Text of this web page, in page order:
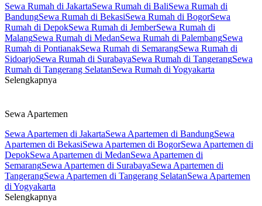
Sewa Rumah di JakartaSewa Rumah di BaliSewa Rumah di
BandungSewa Rumah di BekasiSewa Rumah di BogorSewa
Rumah di DepokSewa Rumah di JemberSewa Rumah di
MalangSewa Rumah di MedanSewa Rumah di PalembangSewa
Rumah di PontianakSewa Rumah di SemarangSewa Rumah di
SidoarjoSewa Rumah di SurabayaSewa Rumah di TangerangSewa
Rumah di Tangerang SelatanSewa Rumah di Yogyakarta
Selengkapnya
Sewa Apartemen
Sewa Apartemen di JakartaSewa Apartemen di BandungSewa
Apartemen di BekasiSewa Apartemen di BogorSewa Apartemen di
DepokSewa Apartemen di MedanSewa Apartemen di
SemarangSewa Apartemen di SurabayaSewa Apartemen di
TangerangSewa Apartemen di Tangerang SelatanSewa Apartemen
di Yogyakarta
Selengkapnya